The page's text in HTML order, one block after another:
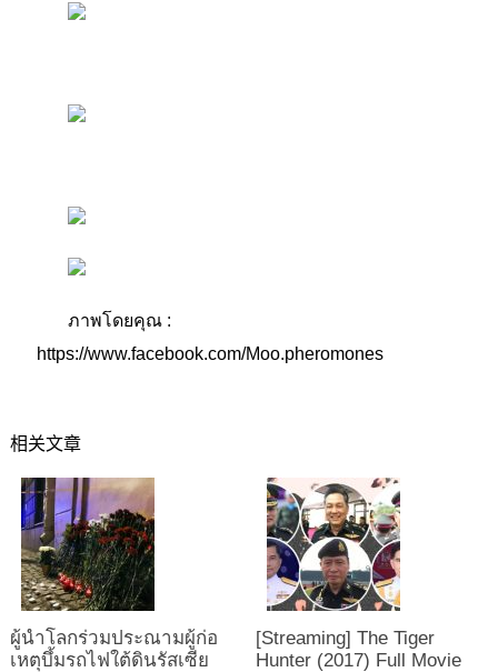
ภาพโดยคุณ :
https://www.facebook.com/Moo.pheromones
相关文章
ผู้นำโลกร่วมประณามผู้ก่อ
เหตุบึ้มรถไฟใต้ดินรัสเซีย
[Streaming] The Tiger
Hunter (2017) Full Movie